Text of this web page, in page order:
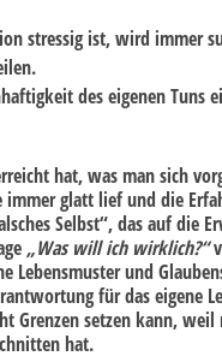
stressig ist, wird immer
des eigenen Tuns
hat, was man sich
immer glatt lief und die
Selbst“, das auf die
„Was will ich wirklich?“
Lebensmuster und
für das eigene
Grenzen setzen kann,
hat.